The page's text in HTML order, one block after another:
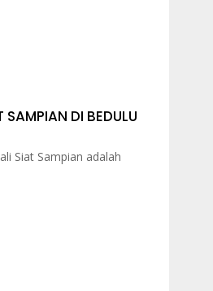
SAMPIAN DI BEDULU
Siat Sampian adalah